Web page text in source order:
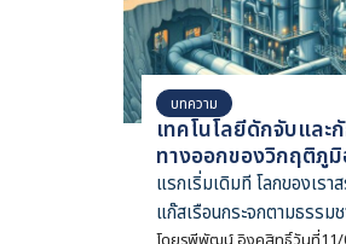
บทความ
เทคโนโลยีดักจับและ
ทางออกของวิกฤติภูมิ
แรกเริ่มเดิมที โลกของเรา
แก๊สเรือนกระจกตามธรรม